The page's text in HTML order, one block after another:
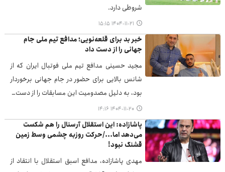
شروطی دارد.
۱۴۰۴-۱۱-۲۱ ۱۵:۱۵
خبر بد برای قلعه‌نویی؛ مدافع تیم ملی جام
جهانی را از دست داد
مجید حسینی مدافع تیم ملی فوتبال ایران که از
شانس بالایی برای حضور در جام جهانی برخوردار
بود، به دلیل مصدومیت این مسابقات را از دست…
۱۴۰۴-۱۱-۲۰ ۱۴:۱۶
پاشازاده: این استقلال آرسنال را هم شکست
می‌دهد اما.../حرکت روزبه چشمی وسط زمین
قشنگ نبود!
مهدی پاشازاده، مدافع اسبق استقلال با انتقاد از